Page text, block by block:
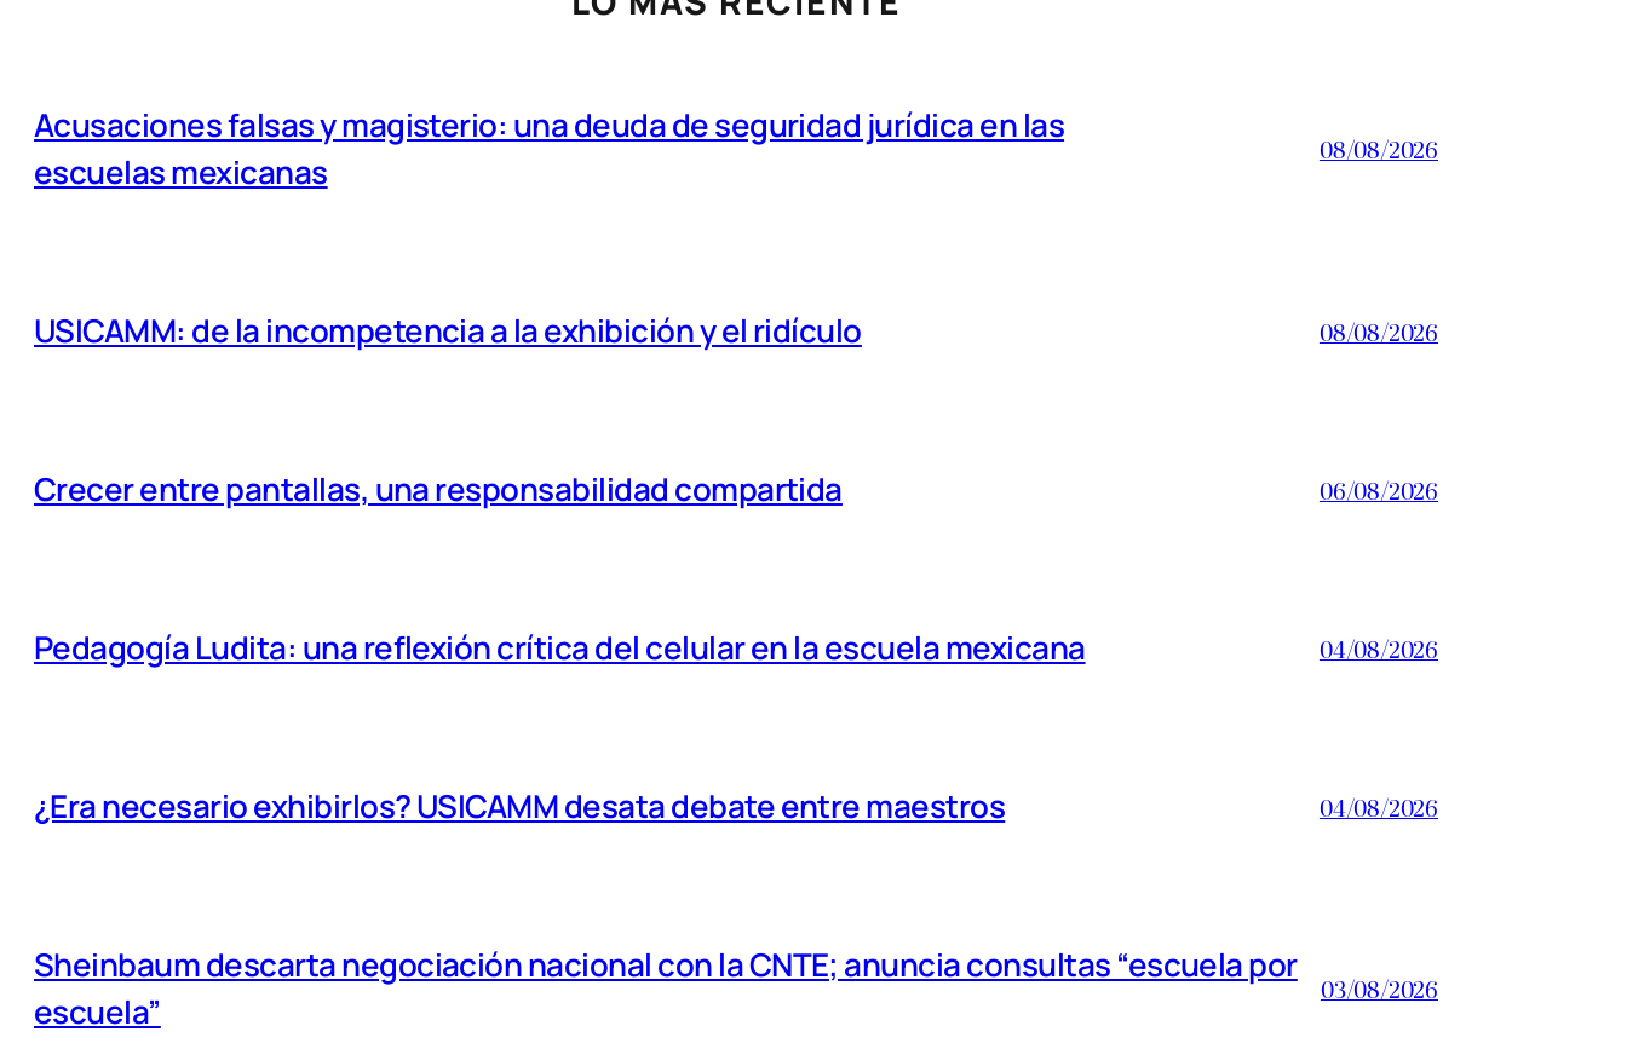
Acusaciones falsas y magisterio: una deuda de seguridad jurídica en las
escuelas mexicanas
08/08/2026
USICAMM: de la incompetencia a la exhibición y el ridículo 08/08/2026
Crecer entre pantallas, una responsabilidad compartida 06/08/2026
Pedagogía Ludita: una reflexión crítica del celular en la escuela mexicana 04/08/2026
¿Era necesario exhibirlos? USICAMM desata debate entre maestros 04/08/2026
Sheinbaum descarta negociación nacional con la CNTE; anuncia consultas “escuela por
escuela”
03/08/2026